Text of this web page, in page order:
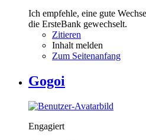
Ich empfehle, eine gute
die ErsteBank gewechselt.
Zitieren
Inhalt melden
Zum Seitenanfang
Gogoi
Engagiert